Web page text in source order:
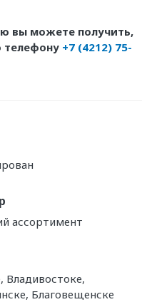
вы можете получить,
телефону +7 (4212) 75-
ассортимент
Владивостоке,
Благовещенске